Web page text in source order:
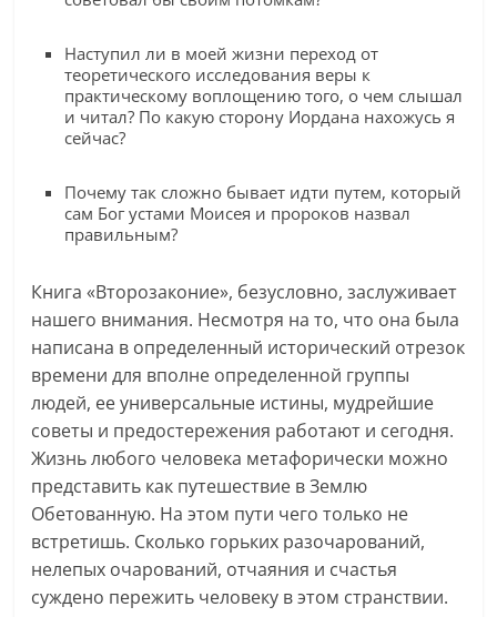
Наступил ли в моей жизни переход от
теоретического исследования веры к
практическому воплощению того, о чем слышал
и читал? По какую сторону Иордана нахожусь я
сейчас?
Почему так сложно бывает идти путем, который
сам Бог устами Моисея и пророков назвал
правильным?
Книга «Второзаконие», безусловно, заслуживает
нашего внимания. Несмотря на то, что она была
написана в определенный исторический отрезок
времени для вполне определенной группы
людей, ее универсальные истины, мудрейшие
советы и предостережения работают и сегодня.
Жизнь любого человека метафорически можно
представить как путешествие в Землю
Обетованную. На этом пути чего только не
встретишь. Сколько горьких разочарований,
нелепых очарований, отчаяния и счастья
суждено пережить человеку в этом странствии.